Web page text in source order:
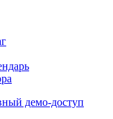
демо-доступ